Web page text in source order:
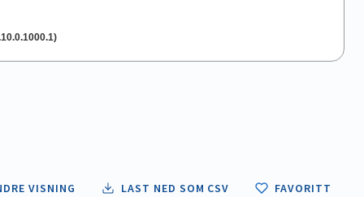
VISNING LAST NED SOM CSV FAVORITT